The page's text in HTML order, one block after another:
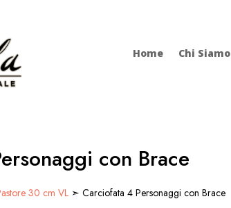
Home Chi Siamo
con Brace
30 cm VL ➣ Carciofata 4 Personaggi con Brace